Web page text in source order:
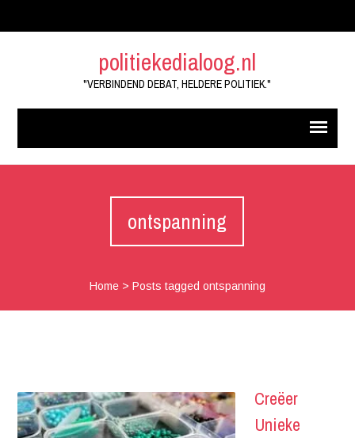
politiekedialoog.nl
"VERBINDEND DEBAT, HELDERE POLITIEK."
ontspanning
Home> Posts tagged ontspanning
Creëer
Unieke